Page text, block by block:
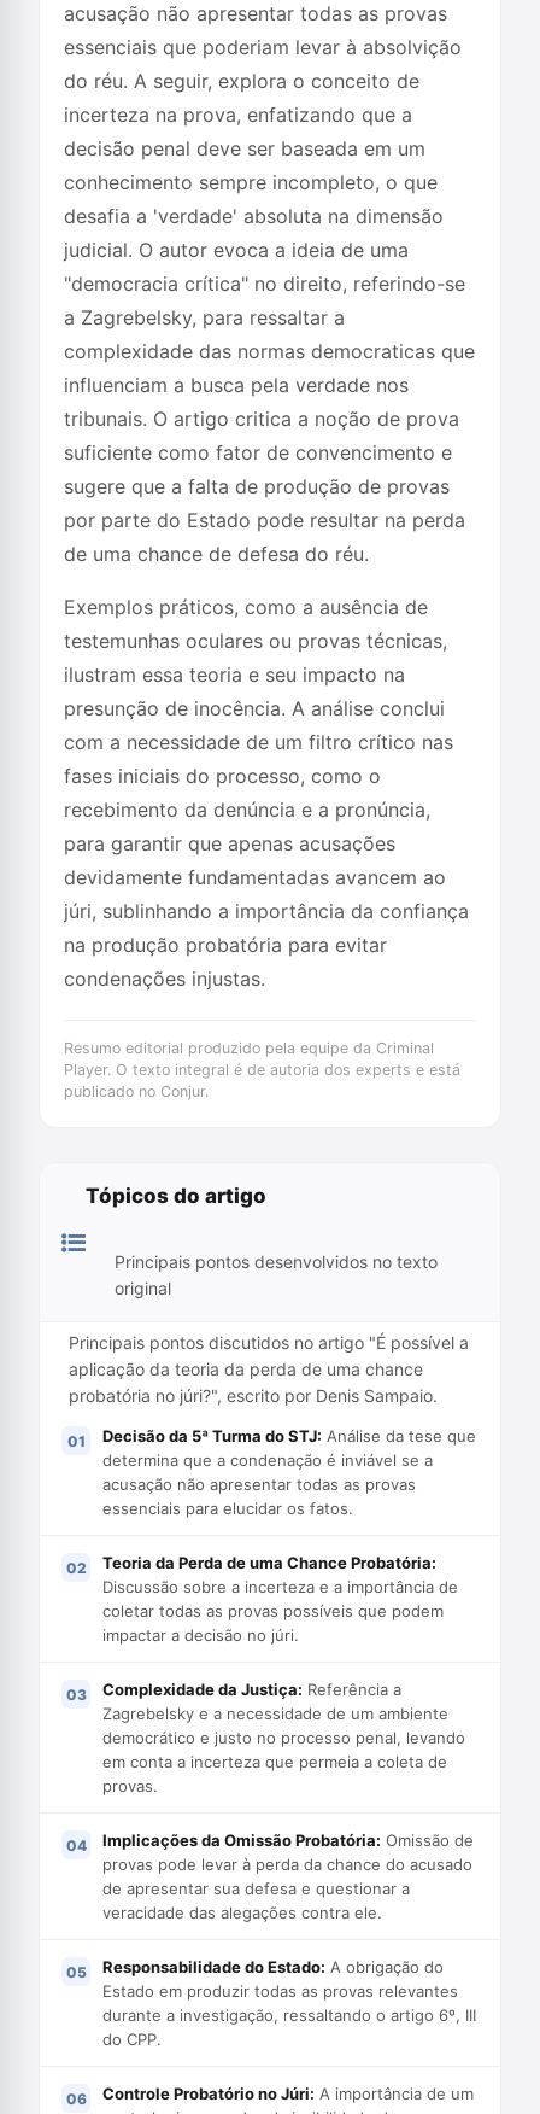
acusação não apresentar todas as provas
essenciais que poderiam levar à absolvição
do réu. A seguir, explora o conceito de
incerteza na prova, enfatizando que a
decisão penal deve ser baseada em um
conhecimento sempre incompleto, o que
desafia a 'verdade' absoluta na dimensão
judicial. O autor evoca a ideia de uma
"democracia crítica" no direito, referindo-se
a Zagrebelsky, para ressaltar a
complexidade das normas democraticas que
influenciam a busca pela verdade nos
tribunais. O artigo critica a noção de prova
suficiente como fator de convencimento e
sugere que a falta de produção de provas
por parte do Estado pode resultar na perda
de uma chance de defesa do réu.
Exemplos práticos, como a ausência de
testemunhas oculares ou provas técnicas,
ilustram essa teoria e seu impacto na
presunção de inocência. A análise conclui
com a necessidade de um filtro crítico nas
fases iniciais do processo, como o
recebimento da denúncia e a pronúncia,
para garantir que apenas acusações
devidamente fundamentadas avancem ao
júri, sublinhando a importância da confiança
na produção probatória para evitar
condenações injustas.
Resumo editorial produzido pela equipe da Criminal
Player. O texto integral é de autoria dos experts e está
publicado no Conjur.
Tópicos do artigo
Principais pontos desenvolvidos no texto
original
Principais pontos discutidos no artigo "É possível a
aplicação da teoria da perda de uma chance
probatória no júri?", escrito por Denis Sampaio.
Decisão da 5ª Turma do STJ: Análise da tese que
determina que a condenação é inviável se a
acusação não apresentar todas as provas
essenciais para elucidar os fatos.
Teoria da Perda de uma Chance Probatória:
Discussão sobre a incerteza e a importância de
coletar todas as provas possíveis que podem
impactar a decisão no júri.
Complexidade da Justiça: Referência a
Zagrebelsky e a necessidade de um ambiente
democrático e justo no processo penal, levando
em conta a incerteza que permeia a coleta de
provas.
Implicações da Omissão Probatória: Omissão de
provas pode levar à perda da chance do acusado
de apresentar sua defesa e questionar a
veracidade das alegações contra ele.
Responsabilidade do Estado: A obrigação do
Estado em produzir todas as provas relevantes
durante a investigação, ressaltando o artigo 6º, III
do CPP.
Controle Probatório no Júri: A importância de um